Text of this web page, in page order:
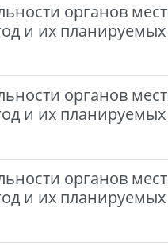
органов
и их
органов
и их
органов
и их